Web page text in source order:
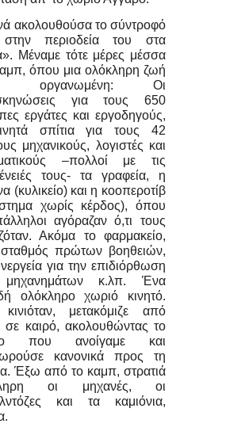
ακολουθούσα το σύντροφό
περιοδεία του στα
Μέναμε τότε μέρες μέσσα
όπου μια ολόκληρη ζωή
οργανωμένη: Οι
για τους 650
εργάτες και εργοδηγούς,
σπίτια για τους 42
μηχανικούς, λογιστές και
–πολλοί με τις
τους- τα γραφεία, η
(κυλικείο) και η κοοπεροτίβ
χωρίς κέρδος), όπου
αγόραζαν ό,τι τους
Ακόμα το φαρμακείο,
πρώτων βοηθειών,
για την επιδιόρθωση
κ.λπ. Ένα
ολόκληρο χωριό κινητό.
κινιόταν, μετακόμιζε από
σε καιρό, ακολουθώντας το
που ανοίγαμε και
κανονικά προς τη
Έξω από το καμπ, στρατιά
οι μηχανές, οι
και τα καμιόνια,